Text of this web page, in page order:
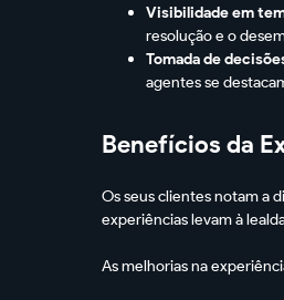
Visibilidade em
resolução e o
Tomada de
agentes se
Benefícios da
Os seus clientes notam a
experiências levam à
As melhorias na